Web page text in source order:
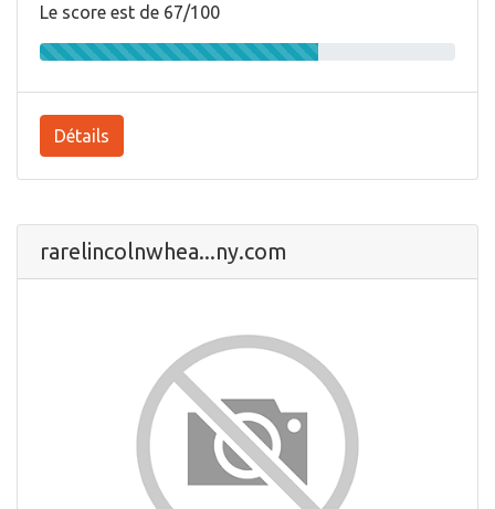
Le score est de 67/100
Détails
rarelincolnwhea...ny.com